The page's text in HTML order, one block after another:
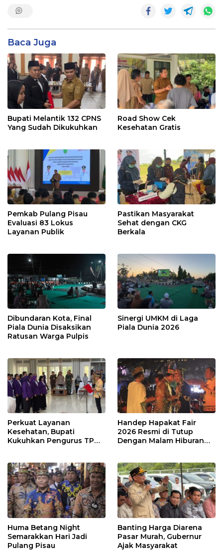
Baca Juga
Bupati Melantik 132 CPNS
Yang Sudah Dikukuhkan
Road Show Cek
Kesehatan Gratis
Pemkab Pulang Pisau
Evaluasi 83 Lokus
Layanan Publik
Pastikan Masyarakat
Sehat dengan CKG
Berkala
Dibundaran Kota, Final
Piala Dunia Disaksikan
Ratusan Warga Pulpis
Sinergi UMKM di Laga
Piala Dunia 2026
Perkuat Layanan
Kesehatan, Bupati
Kukuhkan Pengurus TP
Handep Hapakat Fair
2026 Resmi di Tutup
Dengan Malam Hiburan
Huma Betang Night
Semarakkan Hari Jadi
Pulang Pisau
Banting Harga Diarena
Pasar Murah, Gubernur
Ajak Masyarakat